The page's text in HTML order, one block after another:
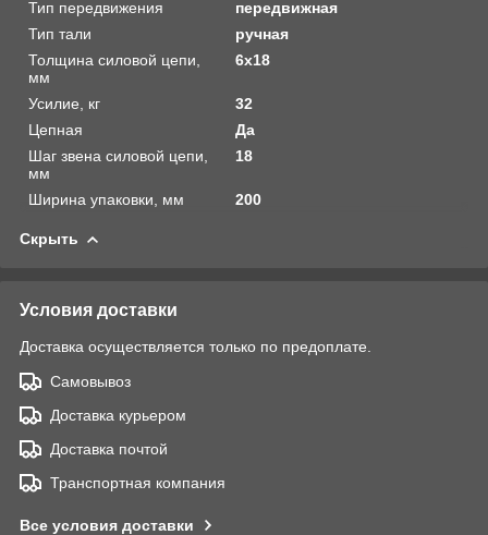
Тип передвижения
передвижная
Тип тали
ручная
Толщина силовой цепи,
мм
6х18
Усилие, кг
32
Цепная
Да
Шаг звена силовой цепи,
мм
18
Ширина упаковки, мм 200
Скрыть
Условия доставки
Доставка осуществляется только по предоплате.
Самовывоз
Доставка курьером
Доставка почтой
Транспортная компания
Все условия доставки